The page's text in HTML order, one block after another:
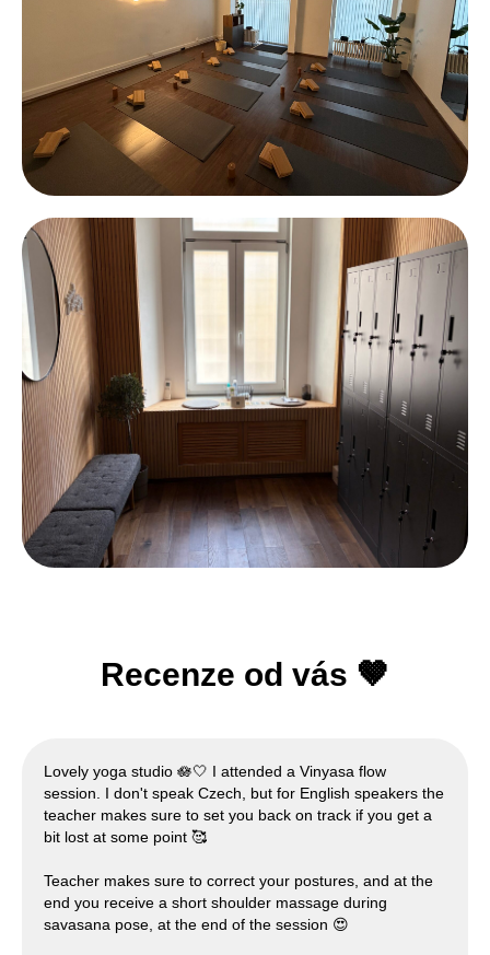
Recenze od vás 🤎
Lovely yoga studio 🪷🤍 I attended a Vinyasa flow
session. I don't speak Czech, but for English speakers the
teacher makes sure to set you back on track if you get a
bit lost at some point 🥰
Teacher makes sure to correct your postures, and at the
end you receive a short shoulder massage during
savasana pose, at the end of the session 😍